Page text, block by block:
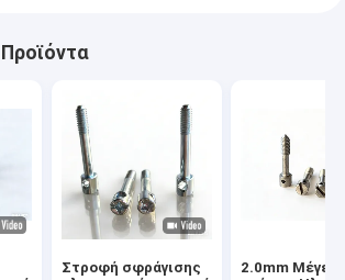
Στροφή σφράγισης
2.0mm